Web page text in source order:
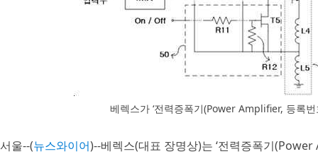
베렉스가 ‘전력증폭기(Power Amplifier, 등록
서울--(뉴스와이어)--베렉스(대표 장명상)는 ‘전력증폭기